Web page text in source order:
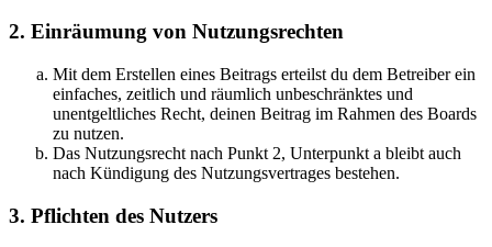
2. Einräumung von Nutzungsrechten
Mit dem Erstellen eines Beitrags erteilst du dem Betreiber ein
einfaches, zeitlich und räumlich unbeschränktes und
unentgeltliches Recht, deinen Beitrag im Rahmen des Boards
zu nutzen.
Das Nutzungsrecht nach Punkt 2, Unterpunkt a bleibt auch
nach Kündigung des Nutzungsvertrages bestehen.
3. Pflichten des Nutzers